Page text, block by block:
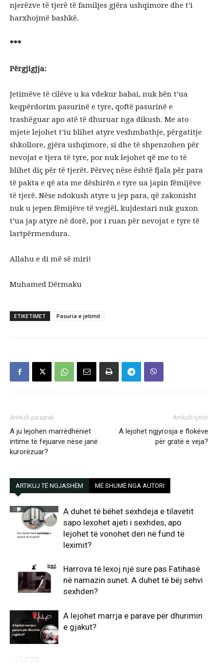
njerëzve të tjerë të familjes gjëra ushqimore dhe t’i
harxhojmë bashkë.
***
Përgjigjja:
Jetimëve të cilëve u ka vdekur babai, nuk bën t’ua
keqpërdorim pasurinë e tyre, qoftë pasurinë e
trashëguar apo atë të dhuruar nga dikush. Me ato
mjete lejohet t’iu blihet atyre veshmbathje, përgatitje
shkollore, gjëra ushqimore, si dhe të shpenzohen për
nevojat e tjera të tyre, por nuk lejohet që me to të
blihet diç për të tjerët. Përveç nëse është fjala për para
të pakta e që ata me dëshirën e tyre ua japin fëmijëve
të tjerë. Nëse ndokush atyre u jep para, që zakonisht
nuk u jepen fëmijëve të vegjël, kujdestari nuk guxon
t’ua jap atyre në dorë, por i ruan për nevojat e tyre të
lartpërmendura.
Allahu e di më së miri!
Muhamed Dërmaku
ETIKETIMET Pasuria e jetimit
Artikulli paraprak
A ju lejohen marrëdhëniet
intime të fejuarve nëse janë
kurorëzuar?
Artikulli tjetër
A lejohet ngjyrosja e flokëve
për gratë e veja?
ARTIKUJ TË NGJASHËM MË SHUMË NGA AUTORI
A duhet të bëhet sexhdeja e tilavetit
sapo lexohet ajeti i sexhdes, apo
lejohet të vonohet deri në fund të
leximit?
Harrova të lexoj një sure pas Fatihasë
në namazin sunet. A duhet të bëj sehvi
sexhden?
A lejohet marrja e parave për dhurimin
e gjakut?